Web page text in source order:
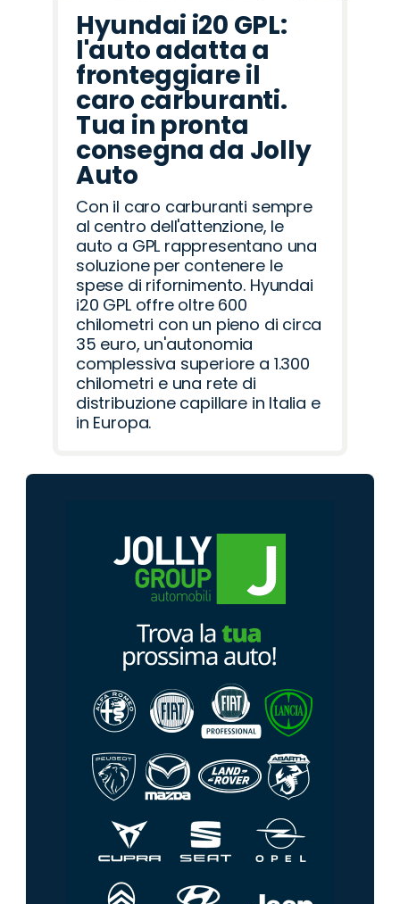
Hyundai i20 GPL:
l'auto adatta a
fronteggiare il
caro carburanti.
Tua in pronta
consegna da Jolly
Auto
Con il caro carburanti sempre
al centro dell'attenzione, le
auto a GPL rappresentano una
soluzione per contenere le
spese di rifornimento. Hyundai
i20 GPL offre oltre 600
chilometri con un pieno di circa
35 euro, un'autonomia
complessiva superiore a 1.300
chilometri e una rete di
distribuzione capillare in Italia e
in Europa.